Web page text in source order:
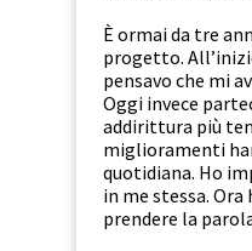
È ormai da tre
progetto.
pensavo che mi
Oggi invece
addirittura più
miglioramenti
quotidiana. Ho
in me stessa.
prendere la